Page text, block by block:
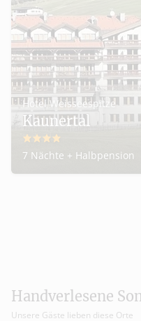
Hotel Weisseespitze
Kaunertal
4
7 Nächte + Halbpension
Handverlesene
Unsere Gäste lieben diese Orte